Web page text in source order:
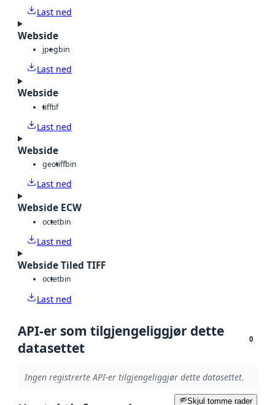
Last ned
Webside
jpegbin
Last ned
Webside
tifftif
Last ned
Webside
geotiffbin
Last ned
Webside ECW
octetbin
Last ned
Webside Tiled TIFF
octetbin
Last ned
API-er som tilgjengeliggjør dette
datasettet
0
Ingen registrerte API-er tilgjengeliggjør dette datasettet.
Skjul tomme rader